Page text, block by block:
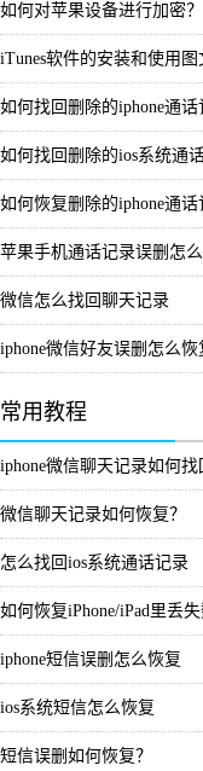
如何对苹果设备进行加密？
iTunes软件的安装和使用图
如何找回删除的iphone通话
如何找回删除的ios系统通
如何恢复删除的iphone通话
苹果手机通话记录误删怎
微信怎么找回聊天记录
iphone微信好友误删怎么恢
常用教程
iphone微信聊天记录如何找
微信聊天记录如何恢复？
怎么找回ios系统通话记录
如何恢复iPhone/iPad里丢失
iphone短信误删怎么恢复
ios系统短信怎么恢复
短信误删如何恢复？